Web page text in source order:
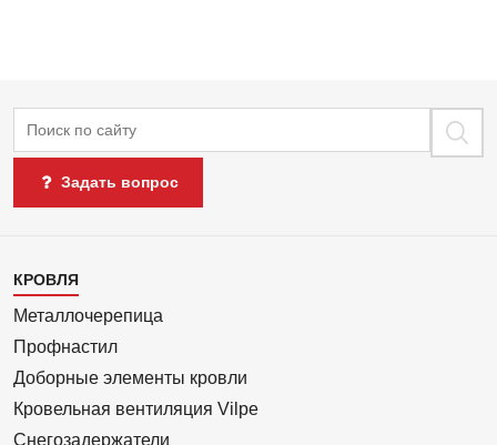
Поиск
Задать вопрос
Каталог
1
КРОВЛЯ
Металлочерепица
Профнастил
Доборные элементы кровли
Кровельная вентиляция Vilpe
Снегозадержатели